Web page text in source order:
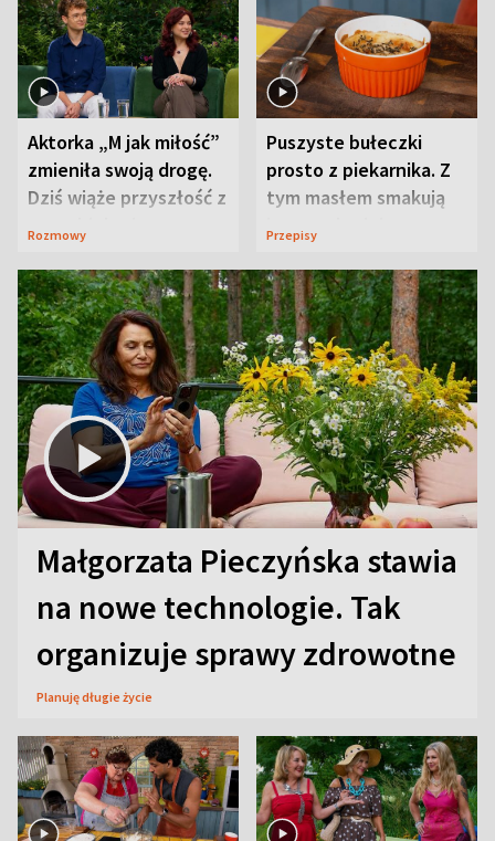
Aktorka „M jak miłość”
zmieniła swoją drogę.
Dziś wiąże przyszłość z
neurobiologią
Rozmowy
Puszyste bułeczki
prosto z piekarnika. Z
tym masłem smakują
jeszcze lepiej
Przepisy
Małgorzata Pieczyńska stawia
na nowe technologie. Tak
organizuje sprawy zdrowotne
Planuję długie życie